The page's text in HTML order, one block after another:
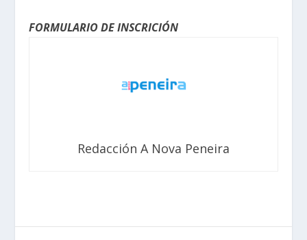
FORMULARIO DE INSCRICIÓN
Redacción A Nova Peneira